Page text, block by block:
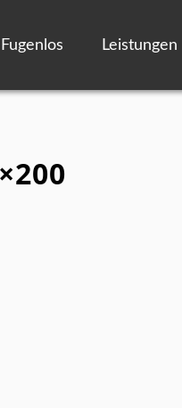
Fugenlos Leistungen